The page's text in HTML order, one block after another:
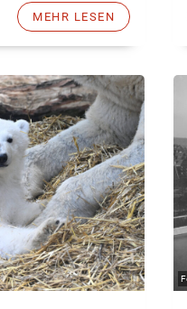
MEHR LESEN